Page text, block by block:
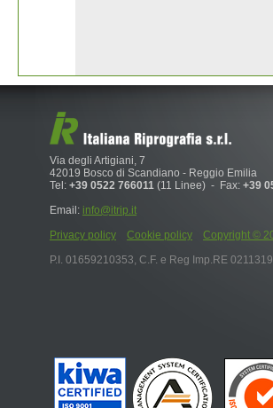
Via degli Artigiani, 7
42019 Bosco di Scandiano - Reggio Emilia
Tel: +39 0522 766011 (11 Linee) - Fax: +39
Email: info@itrip.it
Privacy policy
Cookie policy
Copyright ©
P.I. 01659210353, C.F. e Reg Imp.RE